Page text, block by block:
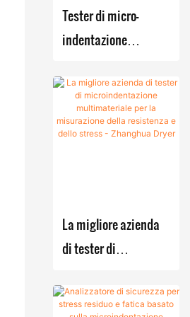
o
o
industrial
e
multifunz
ionale
Sistema
migliorata
produzione
di reazione-
cristallizzazi
e montati su
skid
Tester di micro-
indentazione
rilevamento delle
sollecitazioni residue
nei recipienti a
La migliore azienda
di tester di
multimateriale per la